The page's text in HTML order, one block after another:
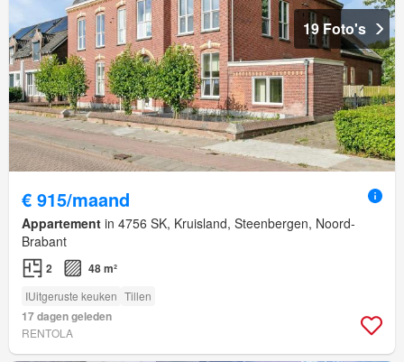
19 Foto's
€ 915/maand
Appartement in 4756 SK, Kruisland, Steenbergen, Noord-
Brabant
2 48 m²
IUitgeruste keuken Tillen
17 dagen geleden
RENTOLA